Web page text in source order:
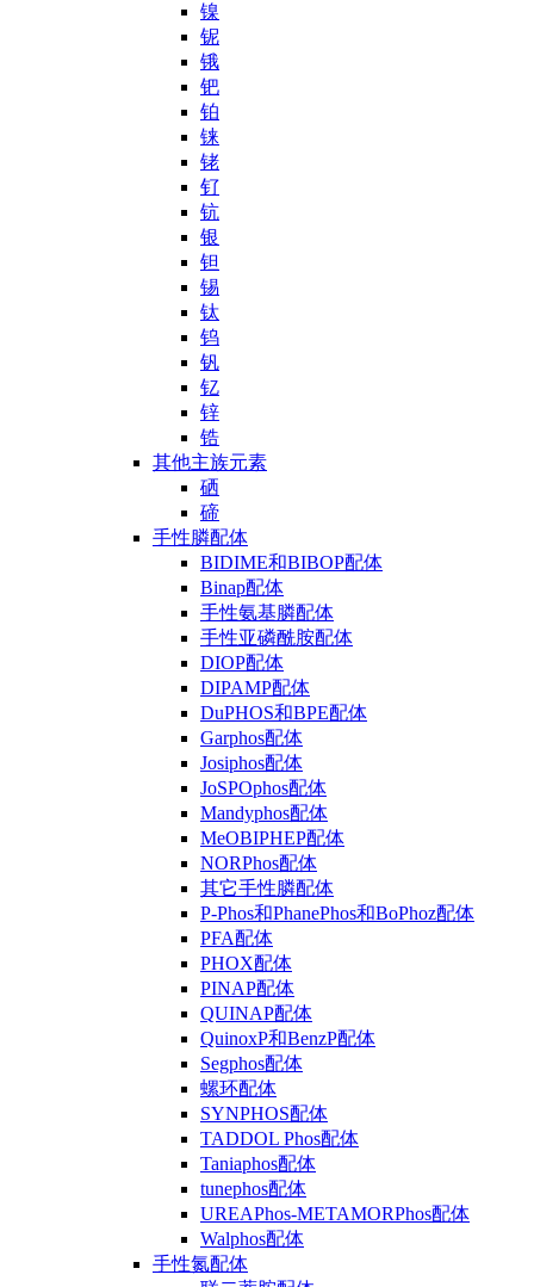
镍
铌
锇
钯
铂
铼
铑
钌
钪
银
钽
锡
钛
钨
钒
钇
锌
锆
其他主族元素
硒
碲
手性膦配体
BIDIME和BIBOP配体
Binap配体
手性氨基膦配体
手性亚磷酰胺配体
DIOP配体
DIPAMP配体
DuPHOS和BPE配体
Garphos配体
Josiphos配体
JoSPOphos配体
Mandyphos配体
MeOBIPHEP配体
NORPhos配体
其它手性膦配体
P-Phos和PhanePhos和BoPhoz配体
PFA配体
PHOX配体
PINAP配体
QUINAP配体
QuinoxP和BenzP配体
Segphos配体
螺环配体
SYNPHOS配体
TADDOL Phos配体
Taniaphos配体
tunephos配体
UREAPhos-METAMORPhos配体
Walphos配体
手性氮配体